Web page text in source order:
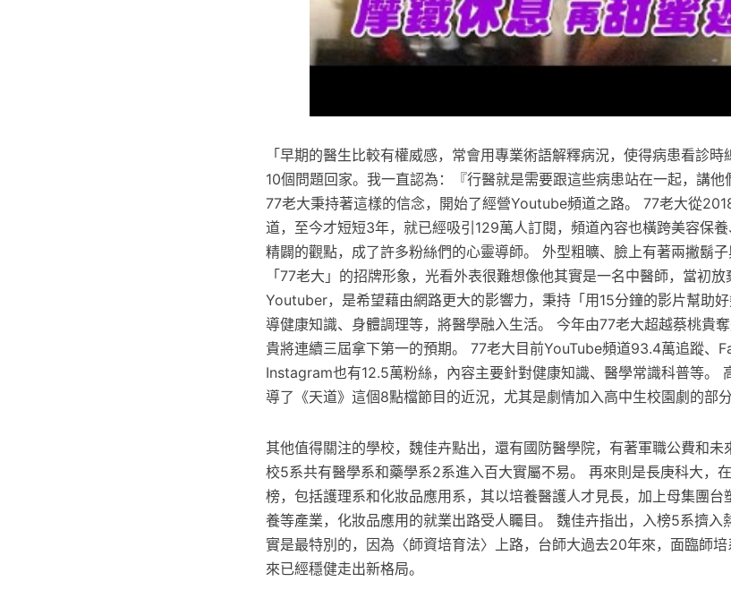
「早期的醫生比較有權威感，常會用專業術語解釋病況，使得病患看診
10個問題回家。我一直認為：『行醫就是需要跟這些病患站在一起，講他
77老大秉持著這樣的信念，開始了經營Youtube頻道之路。 77老大從
道，至今才短短3年，就已經吸引129萬人訂閱，頻道內容也橫跨美容保
精闢的觀點，成了許多粉絲們的心靈導師。 外型粗曠、臉上有著兩撇鬍
「77老大」的招牌形象，光看外表很難想像他其實是一名中醫師，當初
Youtuber，是希望藉由網路更大的影響力，秉持「用15分鐘的影片幫助
導健康知識、身體調理等，將醫學融入生活。 今年由77老大超越蔡桃貴
貴將連續三屆拿下第一的預期。 77老大目前YouTube頻道93.4萬追蹤、
Instagram也有12.5萬粉絲，內容主要針對健康知識、醫學常識科普等。
導了《天道》這個8點檔節目的近況，尤其是劇情加入高中生校園劇的部分
其他值得關注的學校，魏佳卉點出，還有國防醫學院，有著軍職公費和未
校5系共有醫學系和藥學系2系進入百大實屬不易。 再來則是長庚科大，
榜，包括護理系和化妝品應用系，其以培養醫護人才見長，加上母集團台
養等產業，化妝品應用的就業出路受人矚目。 魏佳卉指出，入榜5系擠入
實是最特別的，因為〈師資培育法〉上路，台師大過去20年來，面臨師
來已經穩健走出新格局。